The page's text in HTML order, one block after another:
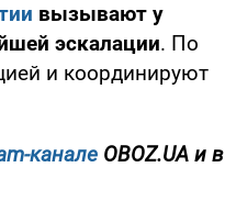
вызывают у
эскалации. По
и координируют
канале OBOZ.UA и в